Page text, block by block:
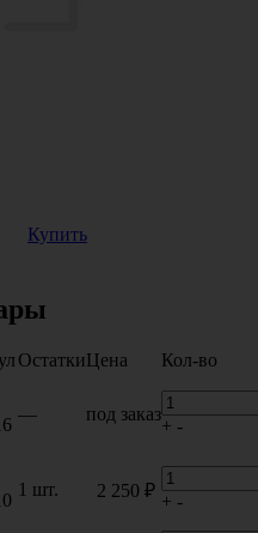
Купить
ОстаткиЦена Кол-во
— под заказ
+ -
1 шт. 2 250 ₽
+ -